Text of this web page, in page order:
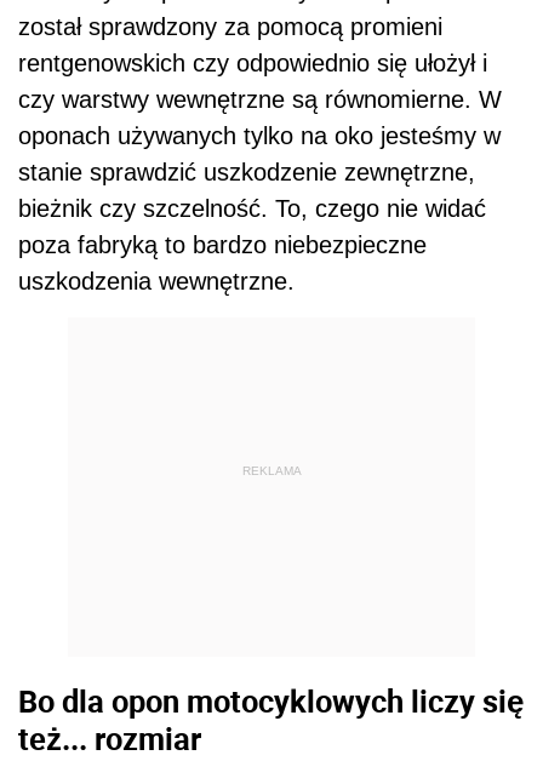
został sprawdzony za pomocą promieni
rentgenowskich czy odpowiednio się ułożył i
czy warstwy wewnętrzne są równomierne. W
oponach używanych tylko na oko jesteśmy w
stanie sprawdzić uszkodzenie zewnętrzne,
bieżnik czy szczelność. To, czego nie widać
poza fabryką to bardzo niebezpieczne
uszkodzenia wewnętrzne.
REKLAMA
Bo dla opon motocyklowych liczy się
też... rozmiar